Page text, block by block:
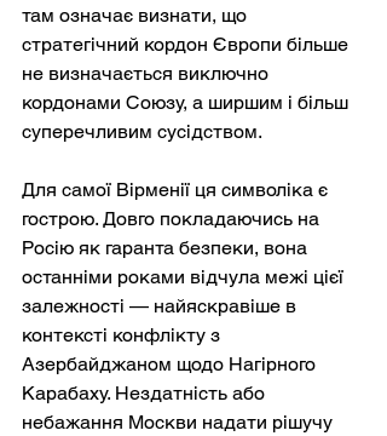
там означає визнати, що
стратегічний кордон Європи більше
не визначається виключно
кордонами Союзу, а ширшим і більш
суперечливим сусідством.
Для самої Вірменії ця символіка є
гострою. Довго покладаючись на
Росію як гаранта безпеки, вона
останніми роками відчула межі цієї
залежності — найяскравіше в
контексті конфлікту з
Азербайджаном щодо Нагірного
Карабаху. Нездатність або
небажання Москви надати рішучу